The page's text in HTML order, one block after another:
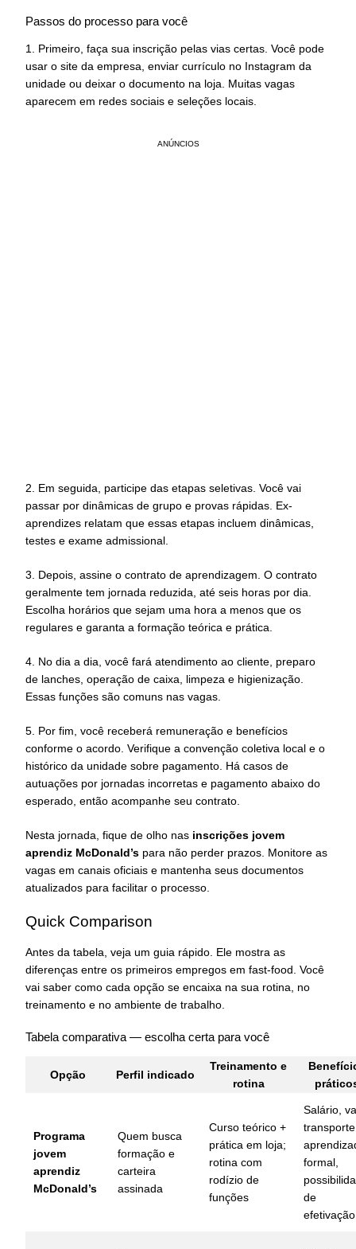
Passos do processo para você
1. Primeiro, faça sua inscrição pelas vias certas. Você pode
usar o site da empresa, enviar currículo no Instagram da
unidade ou deixar o documento na loja. Muitas vagas
aparecem em redes sociais e seleções locais.
ANÚNCIOS
2. Em seguida, participe das etapas seletivas. Você vai
passar por dinâmicas de grupo e provas rápidas. Ex-
aprendizes relatam que essas etapas incluem dinâmicas,
testes e exame admissional.
3. Depois, assine o contrato de aprendizagem. O contrato
geralmente tem jornada reduzida, até seis horas por dia.
Escolha horários que sejam uma hora a menos que os
regulares e garanta a formação teórica e prática.
4. No dia a dia, você fará atendimento ao cliente, preparo
de lanches, operação de caixa, limpeza e higienização.
Essas funções são comuns nas vagas.
5. Por fim, você receberá remuneração e benefícios
conforme o acordo. Verifique a convenção coletiva local e o
histórico da unidade sobre pagamento. Há casos de
autuações por jornadas incorretas e pagamento abaixo do
esperado, então acompanhe seu contrato.
Nesta jornada, fique de olho nas inscrições jovem
aprendiz McDonald’s para não perder prazos. Monitore as
vagas em canais oficiais e mantenha seus documentos
atualizados para facilitar o processo.
Quick Comparison
Antes da tabela, veja um guia rápido. Ele mostra as
diferenças entre os primeiros empregos em fast-food. Você
vai saber como cada opção se encaixa na sua rotina, no
treinamento e no ambiente de trabalho.
Tabela comparativa — escolha certa para você
Opção Perfil indicado
Treinamento e
rotina
Programa
jovem
aprendiz
McDonald’s
Quem busca
formação e
carteira
assinada
Curso teórico +
prática em loja;
rotina com
rodízio de
funções
Salário,
formal,
de
efetivação